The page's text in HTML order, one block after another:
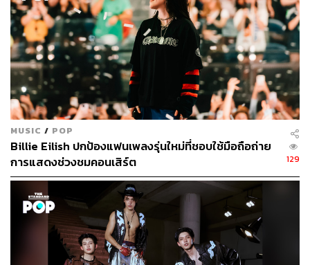
MUSIC / POP
Billie Eilish ปกป้องแฟนเพลงรุ่นใหม่ที่ชอบใช้มือถือถ่าย
การแสดงช่วงชมคอนเสิร์ต
129